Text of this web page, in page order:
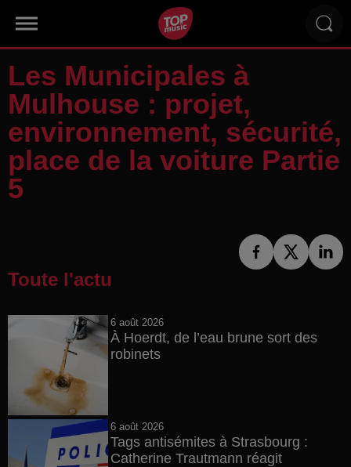
Les Municipales à
Mulhouse : projet,
environnement, sécurité,
place de la voiture Partie
5
Toute l'actu
6 août 2026
À Hoerdt, de l’eau brune sort des
robinets
6 août 2026
Tags antisémites à Strasbourg :
Catherine Trautmann réagit